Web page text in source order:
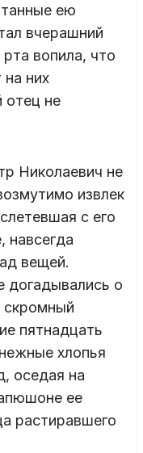
ею
вчерашний
вопила, что
на них
отец не
Николаевич не
извлек
с его
навсегда
вещей.
догадывались о
пятнадцать
хлопья
оседая на
ее
растиравшего